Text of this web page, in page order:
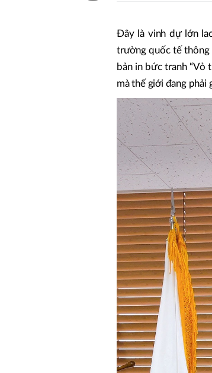
Đây là vinh dự lớn
trường quốc tế thông
bản in bức tranh “Vỏ
mà thế giới đang phải